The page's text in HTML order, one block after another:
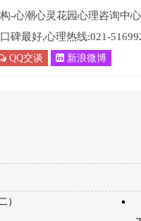
-心潮心灵花园心理咨询中
碑最好,心理热线:021-
QQ交谈 新浪微博
）